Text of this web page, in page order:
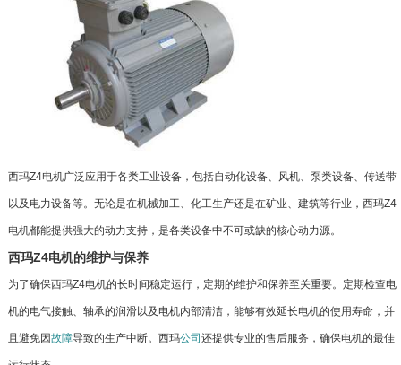
西玛Z4电机广泛应用于各类工业设备，包括自动化设备、风机、泵类设备、传送带
以及电力设备等。无论是在机械加工、化工生产还是在矿业、建筑等行业，西玛Z4
电机都能提供强大的动力支持，是各类设备中不可或缺的核心动力源。
西玛Z4电机的维护与保养
为了确保西玛Z4电机的长时间稳定运行，定期的维护和保养至关重要。定期检查电
机的电气接触、轴承的润滑以及电机内部清洁，能够有效延长电机的使用寿命，并
且避免因故障导致的生产中断。西玛公司还提供专业的售后服务，确保电机的最佳